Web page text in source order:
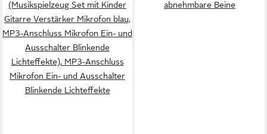
(Musikspielzeug Set mit Kinder
Gitarre Verstärker Mikrofon blau,
MP3-Anschluss Mikrofon Ein- und
Ausschalter Blinkende
Lichteffekte), MP3-Anschluss
Mikrofon Ein- und Ausschalter
Blinkende Lichteffekte
abnehmbare Beine